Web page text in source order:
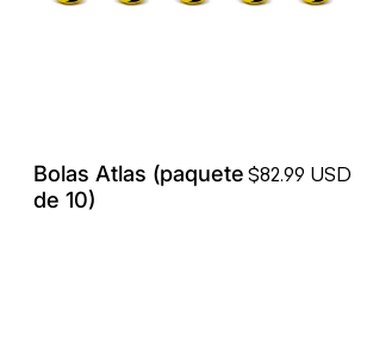
Bolas Atlas (paquete
de 10)
$82.99 USD